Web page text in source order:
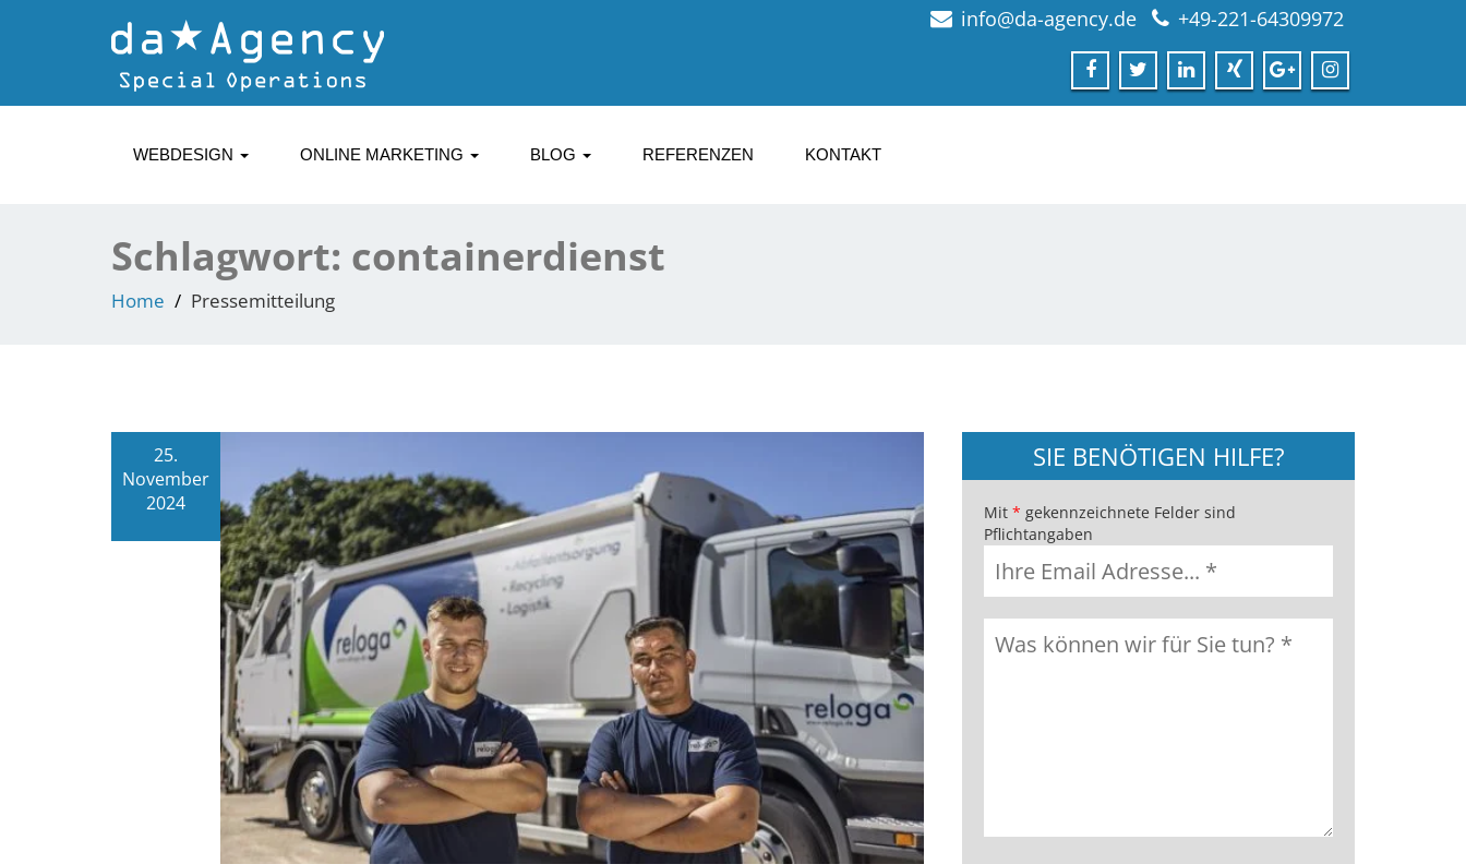
info@da-agency.de +49-221-64309972
WEBDESIGN ONLINE MARKETING BLOG REFERENZEN KONTAKT
Schlagwort: containerdienst
Home Pressemitteilung
25.
November
2024
SIE BENÖTIGEN HILFE?
Mit * gekennzeichnete Felder sind
Pflichtangaben